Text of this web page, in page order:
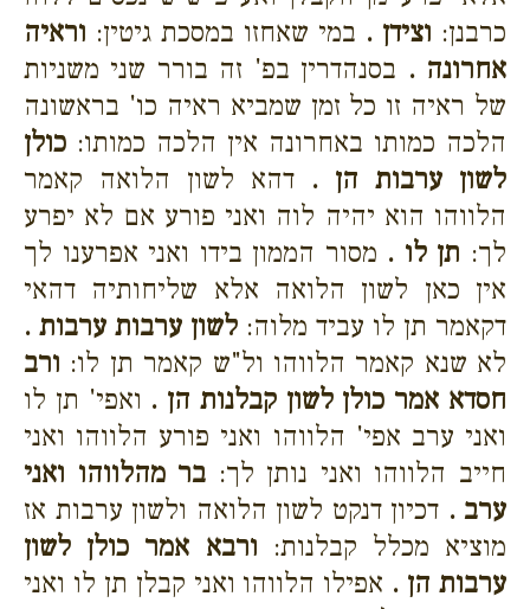
כרבנן: וצידן . במי שאחזו במסכת גיטין: וראיה
אחרונה . בסנהדרין בפ' זה בורר שני משניות
של ראיה זו כל זמן שמביא ראיה כו' בראשונה
הלכה כמותו באחרונה אין הלכה כמותו: כולן
לשון ערבות הן . דהא לשון הלואה קאמר
הלווהו הוא יהיה לוה ואני פורע אם לא יפרע
לך: תן לו . מסור הממון בידו ואני אפרענו לך
אין כאן לשון הלואה אלא שליחותיה דהאי
דקאמר תן לו עביד מלוה: לשון ערבות ערבות .
לא שנא קאמר הלווהו ול"ש קאמר תן לו: ורב
חסדא אמר כולן לשון קבלנות הן . ואפי' תן לו
ואני ערב אפי' הלווהו ואני פורע הלווהו ואני
חייב הלווהו ואני נותן לך: בר מהלווהו ואני
ערב . דכיון דנקט לשון הלואה ולשון ערבות אז
מוציא מכלל קבלנות: ורבא אמר כולן לשון
ערבות הן . אפילו הלווהו ואני קבלן תן לו ואני